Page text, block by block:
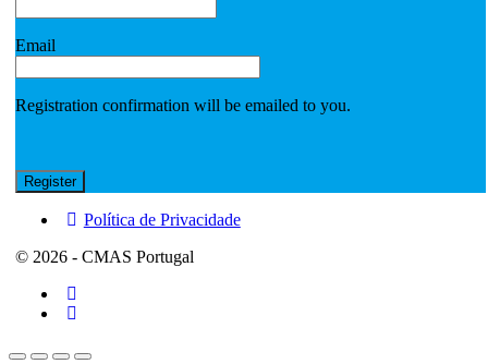
Email
Registration confirmation will be emailed to you.
Política de Privacidade
© 2026 - CMAS Portugal